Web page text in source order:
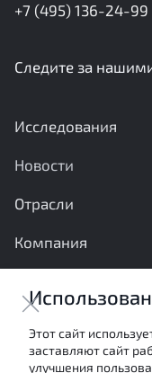
+7 (495) 136-24-99
Следите за
Исследования
Новости
Отрасли
Компания
Настоящие
Этот сайт
заставляют сайт
улучшения